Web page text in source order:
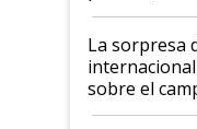
todas las
La sorpresa
sobre el
"Estoy muy